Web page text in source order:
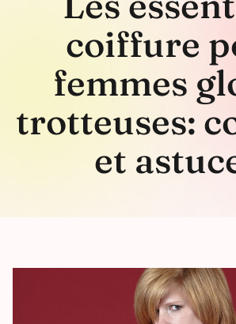
coiffure
femmes
trotteuses:
et